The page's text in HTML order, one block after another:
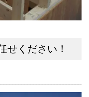
せください！